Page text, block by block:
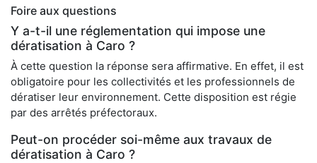
Foire aux questions
Y a-t-il une réglementation qui impose une
dératisation à Caro ?
À cette question la réponse sera affirmative. En effet, il est
obligatoire pour les collectivités et les professionnels de
dératiser leur environnement. Cette disposition est régie
par des arrêtés préfectoraux.
Peut-on procéder soi-même aux travaux de
dératisation à Caro ?